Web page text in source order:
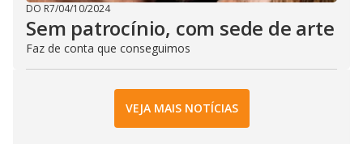
DO R7/04/10/2024
Sem patrocínio, com sede de arte
Faz de conta que conseguimos
VEJA MAIS NOTÍCIAS